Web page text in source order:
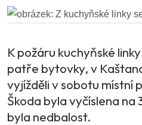
K požáru kuchyňské
patře bytovky, v
vyjížděli v sobotu místní
Škoda byla vyčíslena na
byla nedbalost.